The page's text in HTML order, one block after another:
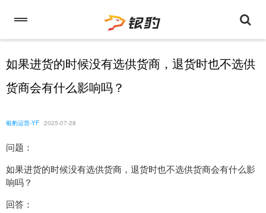
如果进货的时候没有选供货商，退货时也不选供
货商会有什么影响吗？
银豹运营-YF 2025-07-28
问题：
如果进货的时候没有选供货商，退货时也不选供货商会有什么影
响吗？
回答：